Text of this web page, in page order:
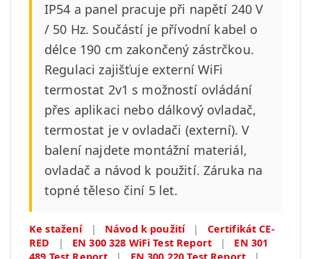
IP54 a panel pracuje při napětí 240 V
/ 50 Hz. Součástí je přívodní kabel o
délce 190 cm zakončený zástrčkou.
Regulaci zajišťuje externí WiFi
termostat 2v1 s možností ovládání
přes aplikaci nebo dálkový ovladač,
termostat je v ovladači (externí). V
balení najdete montážní materiál,
ovladač a návod k použití. Záruka na
topné těleso činí 5 let.
Ke stažení | Návod k použití |
Certifikát CE-
RED
| EN 300 328 WiFi Test Report |
EN 301
489 Test Report
| EN 300 220 Test Report
|